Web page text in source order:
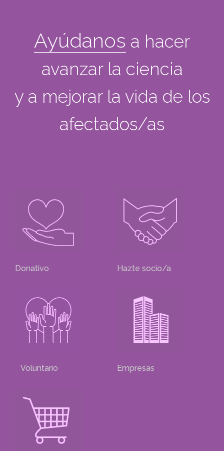
Ayúdanos a hacer
avanzar la ciencia
y a mejorar la vida de los
afectados/as
Donativo Hazte socio/a
Voluntario Empresas